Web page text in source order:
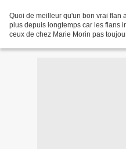
Quoi de meilleur qu'un bon vrai flan
plus depuis longtemps car les flans
ceux de chez Marie Morin pas